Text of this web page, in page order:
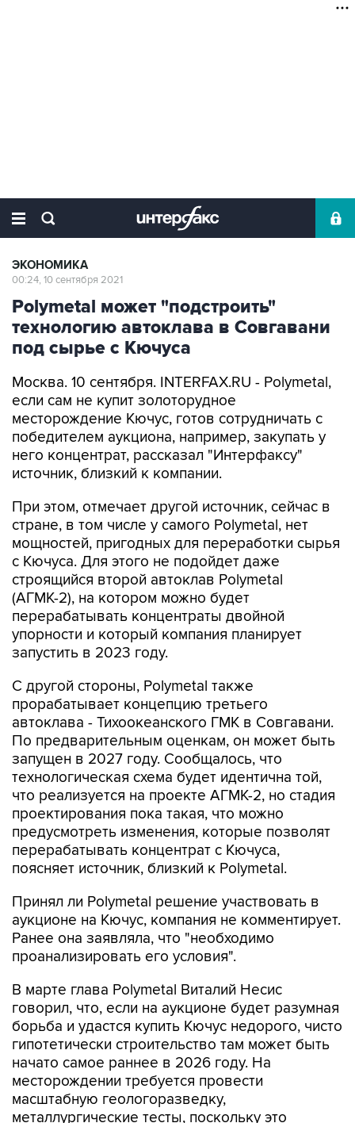
ЭКОНОМИКА
00:24, 10 сентября 2021
Polymetal может "подстроить"
технологию автоклава в Совгавани
под сырье с Кючуса
Москва. 10 сентября. INTERFAX.RU - Polymetal,
если сам не купит золоторудное
месторождение Кючус, готов сотрудничать с
победителем аукциона, например, закупать у
него концентрат, рассказал "Интерфаксу"
источник, близкий к компании.
При этом, отмечает другой источник, сейчас в
стране, в том числе у самого Polymetal, нет
мощностей, пригодных для переработки сырья
с Кючуса. Для этого не подойдет даже
строящийся второй автоклав Polymetal
(АГМК-2), на котором можно будет
перерабатывать концентраты двойной
упорности и который компания планирует
запустить в 2023 году.
С другой стороны, Polymetal также
прорабатывает концепцию третьего
автоклава - Тихоокеанского ГМК в Совгавани.
По предварительным оценкам, он может быть
запущен в 2027 году. Сообщалось, что
технологическая схема будет идентична той,
что реализуется на проекте АГМК-2, но стадия
проектирования пока такая, что можно
предусмотреть изменения, которые позволят
перерабатывать концентрат с Кючуса,
поясняет источник, близкий к Polymetal.
Принял ли Polymetal решение участвовать в
аукционе на Кючус, компания не комментирует.
Ранее она заявляла, что "необходимо
проанализировать его условия".
В марте глава Polymetal Виталий Несис
говорил, что, если на аукционе будет разумная
борьба и удастся купить Кючус недорого, чисто
гипотетически строительство там может быть
начато самое раннее в 2026 году. На
месторождении требуется провести
масштабную геологоразведку,
металлургические тесты, поскольку это